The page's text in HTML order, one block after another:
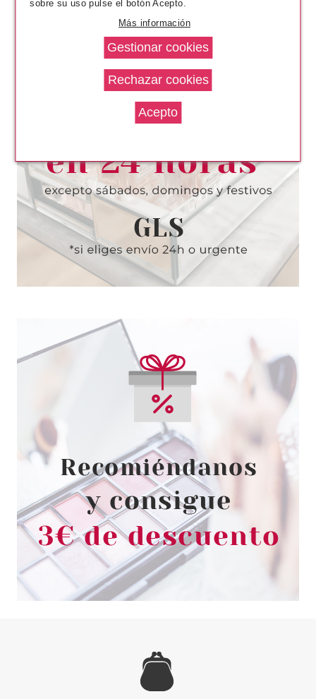
ANNE MOLLER
50 ML
Pvr 39.00€
-44%
desde
21.85€
ANNE MOLLER
ANNE MOLLER STIMULAGE
CREMA ILUMINADORA
REAFIRMANTE SPF15 50 ML
-39%
desde
26.95€
ANNE MOLLER
ANNE MOLLER LECHE
DESMAQUILLANTE OJOS Y
sobre su uso pulse el botón Acepto.
Más información